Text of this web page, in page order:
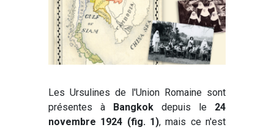
Les Ursulines de l'Union Romaine sont
présentes à Bangkok depuis le 24
novembre 1924 (fig. 1), mais ce n'est